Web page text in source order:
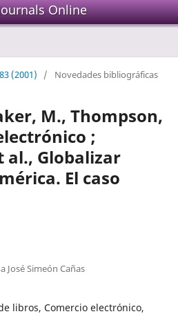
Online
(2001) / Novedades bibliográficas
M., Thompson,
;
al., Globalizar
El caso
José Simeón Cañas
libros, Comercio electrónico,